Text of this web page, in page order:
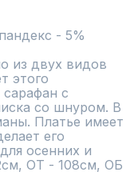
- 5%
из двух видов
этого
с
со шнуром. В
Платье имеет
его
осенних и
ОТ - 108см, ОБ